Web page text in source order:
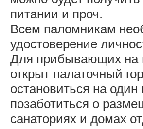
питании и проч.
Всем паломникам
удостоверение
Для прибывающих на
открыт палаточный
остановиться на
позаботиться о
санаториях и домах